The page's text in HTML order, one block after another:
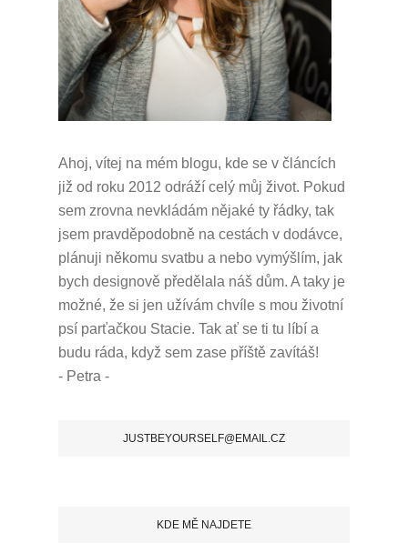
Ahoj, vítej na mém blogu, kde se v článcích
již od roku 2012 odráží celý můj život. Pokud
sem zrovna nevkládám nějaké ty řádky, tak
jsem pravděpodobně na cestách v dodávce,
plánuji někomu svatbu a nebo vymýšlím, jak
bych designově předělala náš dům. A taky je
možné, že si jen užívám chvíle s mou životní
psí parťačkou Stacie. Tak ať se ti tu líbí a
budu ráda, když sem zase příště zavítáš!
- Petra -
JUSTBEYOURSELF@EMAIL.CZ
KDE MĚ NAJDETE